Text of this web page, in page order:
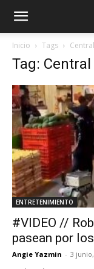
Inicio Tags
Tag:
ENTRETENIMIENTO
#VIDEO //
pasean por
Angie Yazmin - 3